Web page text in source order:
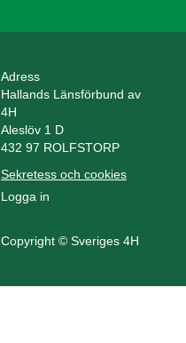
Adress
Hallands Länsförbund av
4H
Aleslöv 1 D
432 97 ROLFSTORP
Sekretess och cookies
Logga in
Copyright © Sveriges 4H